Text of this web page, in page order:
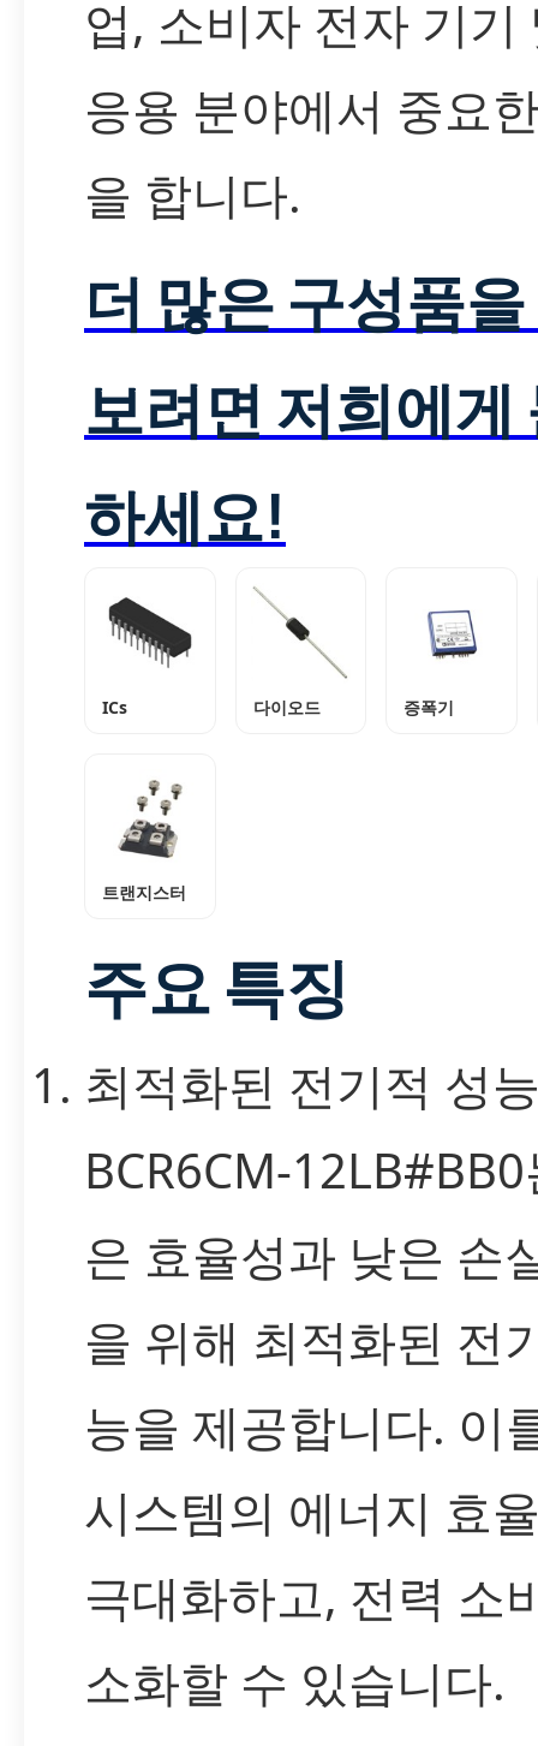
업, 소비자 전자 기기
응용 분야에서 중요
을 합니다.
더 많은 구성품
보려면 저희에게
하세요!
ICs 다이오드 증폭기
트랜지스터
주요 특징
최적화된 전기적 성
BCR6CM-
은 효율성과 낮은 손
을 위해 최적화된 전
능을 제공합니다. 이
시스템의 에너지 효
극대화하고, 전력 소
소화할 수 있습니다.